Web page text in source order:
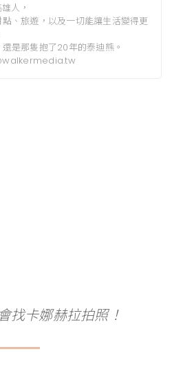
人，
、旅遊，以及一切能讓生活變得更
是那隻抱了20年的泰迪熊。
找卡娜赫拉拍照！